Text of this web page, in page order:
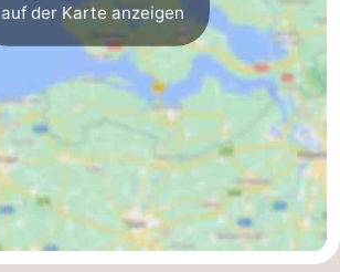
auf der Karte anzeigen